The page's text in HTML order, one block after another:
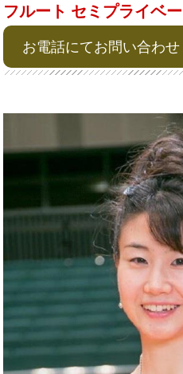
フルート セミプライベ
お電話にてお問い合わ